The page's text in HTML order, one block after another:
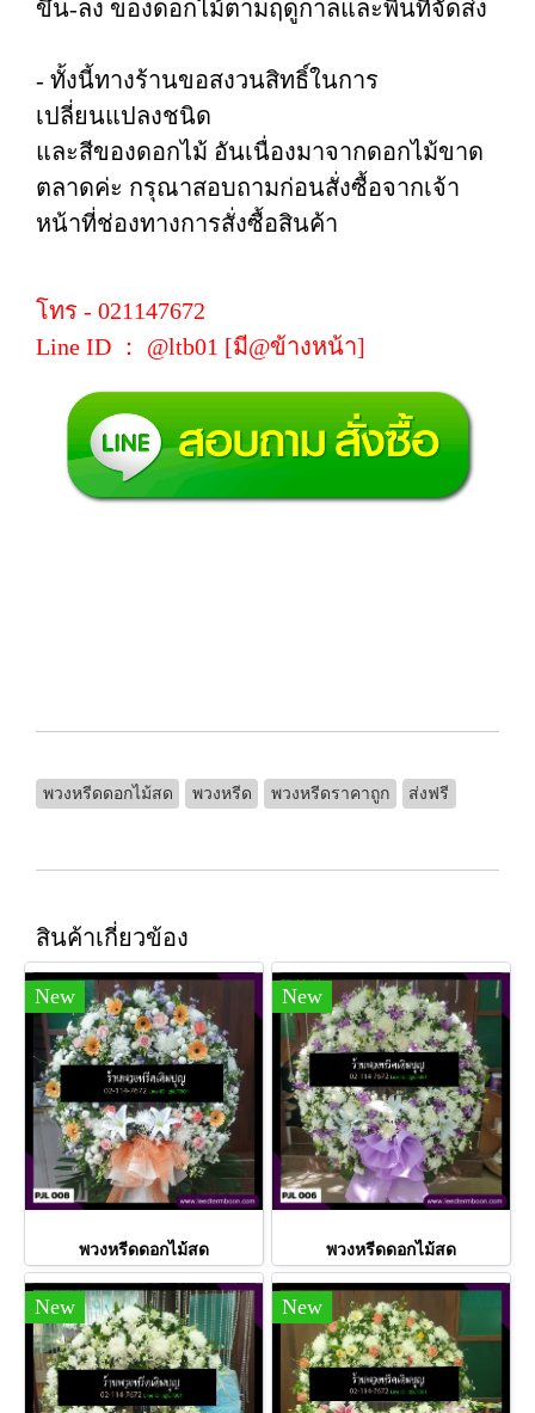
ขึ้น-ลง ของดอกไม้ตามฤดูกาลและพื้นที่จัดส่ง
- ทั้งนี้ทางร้านขอสงวนสิทธิ์ในการ
เปลี่ยนแปลงชนิด
และสีของดอกไม้ อันเนื่องมาจากดอกไม้ขาด
ตลาดค่ะ กรุณาสอบถามก่อนสั่งซื้อจากเจ้า
หน้าที่ช่องทางการสั่งซื้อสินค้า
โทร - 021147672
Line ID ： @ltb01 [มี@ข้างหน้า]
พวงหรีดดอกไม้สด พวงหรีด พวงหรีดราคาถูก ส่งฟรี
สินค้าเกี่ยวข้อง
New
พวงหรีดดอกไม้สด
New
พวงหรีดดอกไม้สด
New New